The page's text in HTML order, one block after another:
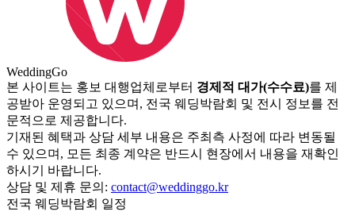
WeddingGo
본 사이트는 홍보 대행업체로부터 경제적 대가(수수료)를 제
공받아 운영되고 있으며, 전국 웨딩박람회 및 전시 정보를 전
문적으로 제공합니다.
기재된 혜택과 상담 세부 내용은 주최측 사정에 따라 변동될
수 있으며, 모든 최종 계약은 반드시 현장에서 내용을 재확인
하시기 바랍니다.
상담 및 제휴 문의: contact@weddinggo.kr
전국 웨딩박람회 일정